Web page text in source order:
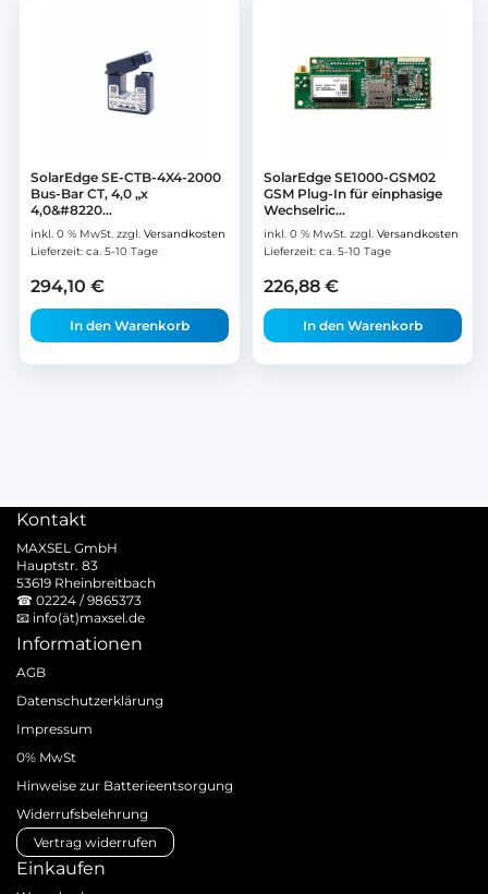
SolarEdge SE-CTB-4X4-2000
Bus-Bar CT, 4,0 „x
4,0&#8220...
inkl. 0 % MwSt. zzgl. Versandkosten
Lieferzeit: ca. 5-10 Tage
294,10 €
In den Warenkorb
SolarEdge SE1000-GSM02
GSM Plug-In für einphasige
Wechselric...
inkl. 0 % MwSt. zzgl. Versandkosten
Lieferzeit: ca. 5-10 Tage
226,88 €
In den Warenkorb
Kontakt
MAXSEL GmbH
Hauptstr. 83
53619 Rheinbreitbach
☎ 02224 / 9865373
📧 info(ät)maxsel.de
Informationen
AGB
Datenschutzerklärung
Impressum
0% MwSt
Hinweise zur Batterieentsorgung
Widerrufsbelehrung
Vertrag widerrufen
Einkaufen